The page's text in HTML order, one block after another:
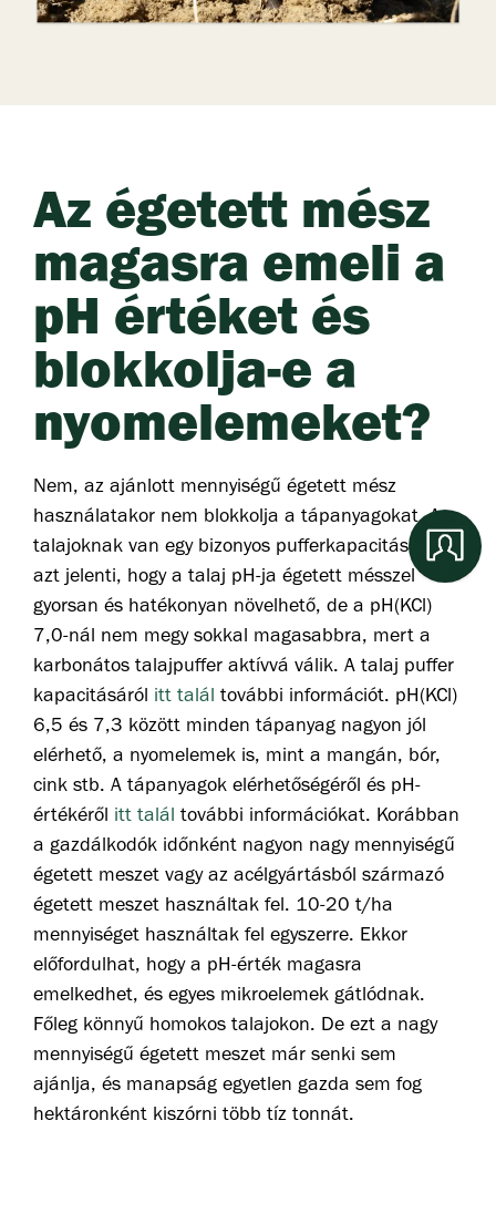
Az égetett mész
magasra emeli a
pH értéket és
blokkolja-e a
nyomelemeket?
Nem, az ajánlott mennyiségű égetett mész
használatakor nem blokkolja a tápanyagokat. A
talajoknak van egy bizonyos pufferkapacitása. Ez
azt jelenti, hogy a talaj pH-ja égetett mésszel
gyorsan és hatékonyan növelhető, de a pH(KCl)
7,0-nál nem megy sokkal magasabbra, mert a
karbonátos talajpuffer aktívvá válik. A talaj puffer
kapacitásáról itt talál további információt. pH(KCl)
6,5 és 7,3 között minden tápanyag nagyon jól
elérhető, a nyomelemek is, mint a mangán, bór,
cink stb. A tápanyagok elérhetőségéről és pH-
értékéről itt talál további információkat. Korábban
a gazdálkodók időnként nagyon nagy mennyiségű
égetett meszet vagy az acélgyártásból származó
égetett meszet használtak fel. 10-20 t/ha
mennyiséget használtak fel egyszerre. Ekkor
előfordulhat, hogy a pH-érték magasra
emelkedhet, és egyes mikroelemek gátlódnak.
Főleg könnyű homokos talajokon. De ezt a nagy
mennyiségű égetett meszet már senki sem
ajánlja, és manapság egyetlen gazda sem fog
hektáronként kiszórni több tíz tonnát.